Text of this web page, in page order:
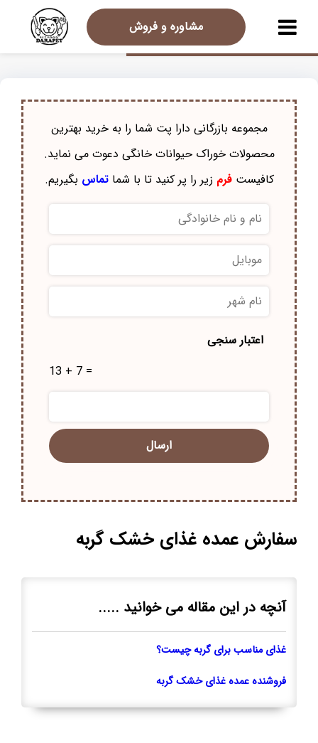
مشاوره و فروش
مجموعه بازرگانی دارا پت شما را به خرید بهترین
محصولات خوراک حيوانات خانگی دعوت می نماید.
کافیستفرم زیر را پر کنید تا با شماتماس بگیریم.
نام
و
خانوادگی
موبایل
نام
شهر
*
اعتبار سنجی
13 + 7 =
سفارش عمده غذای خشک گربه
آنچه در این مقاله می خوانید .....
غذای مناسب برای گربه چیست؟
فروشنده عمده غذای خشک گربه